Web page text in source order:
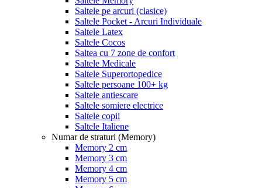
Saltele pe arcuri (clasice)
Saltele Pocket - Arcuri Individuale
Saltele Latex
Saltele Cocos
Saltea cu 7 zone de confort
Saltele Medicale
Saltele Superortopedice
Saltele persoane 100+ kg
Saltele antiescare
Saltele somiere electrice
Saltele copii
Saltele Italiene
Numar de straturi (Memory)
Memory 2 cm
Memory 3 cm
Memory 4 cm
Memory 5 cm